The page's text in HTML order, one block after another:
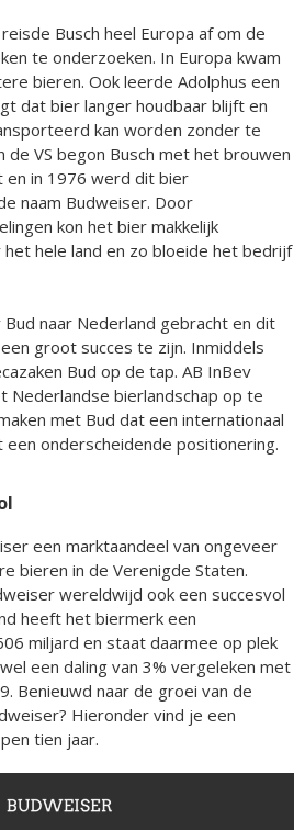
Busch heel Europa af om de
te onderzoeken. In Europa kwam
bieren. Ook leerde Adolphus een
dat bier langer houdbaar blijft en
kan worden zonder te
de VS begon Busch met het brouwen
en in 1976 werd dit bier
naam Budweiser. Door
kon het bier makkelijk
hele land en zo bloeide het bedrijf
naar Nederland gebracht en dit
groot succes te zijn. Inmiddels
Bud op de tap. AB InBev
Nederlandse bierlandschap op te
met Bud dat een internationaal
onderscheidende positionering.
een marktaandeel van ongeveer
bieren in de Verenigde Staten.
wereldwijd ook een succesvol
heeft het biermerk een
miljard en staat daarmee op plek
een daling van 3% vergeleken met
Benieuwd naar de groei van de
Hieronder vind je een
tien jaar.